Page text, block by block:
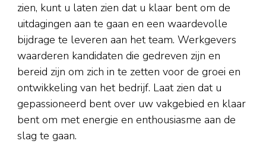
zien, kunt u laten zien dat u klaar bent om de
uitdagingen aan te gaan en een waardevolle
bijdrage te leveren aan het team. Werkgevers
waarderen kandidaten die gedreven zijn en
bereid zijn om zich in te zetten voor de groei en
ontwikkeling van het bedrijf. Laat zien dat u
gepassioneerd bent over uw vakgebied en klaar
bent om met energie en enthousiasme aan de
slag te gaan.